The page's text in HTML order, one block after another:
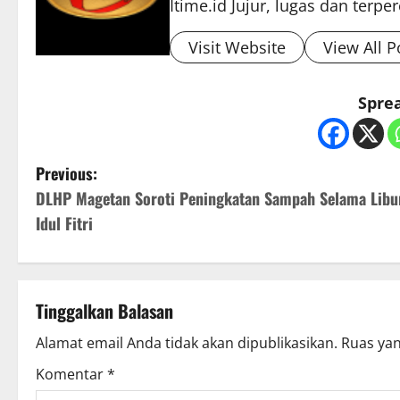
Itime.id Jujur, lugas dan
Visit Website
View All
P
o
s
n
a
Previous:
DLHP Magetan Soroti Peningkatan Sampah Selama
Idul Fitri
Tinggalkan Balasan
Alamat email Anda tidak akan dipublikasikan. Ruas
Komentar*